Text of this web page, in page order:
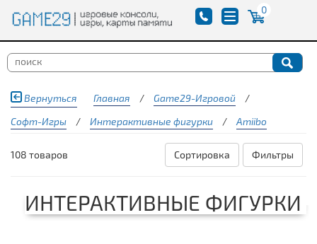
0
Вернуться Главная / Game29-Игровой
/
Софт-Игры
/ Интерактивные фигурки / Amiibo
108 товаров Фильтры
Сортировка
ИНТЕРАКТИВНЫЕ ФИГУРКИ